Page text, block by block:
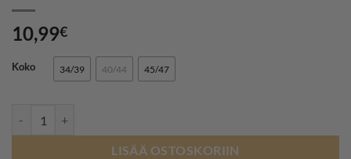
10,99€
Koko 34/39 40/44 45/47
LISÄÄ OSTOSKORIIN